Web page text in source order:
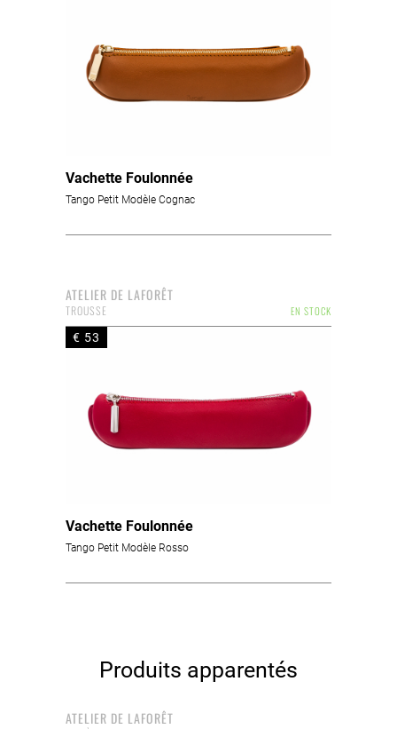
Vachette Foulonnée
Tango Petit Modèle Cognac
ATELIER DE LAFORÊT
EN STOCK
TROUSSE
€ 53
Vachette Foulonnée
Tango Petit Modèle Rosso
Produits apparentés
ATELIER DE LAFORÊT